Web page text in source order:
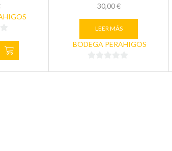
30,00€
LEER MÁS
BODEGA PERAHIGOS